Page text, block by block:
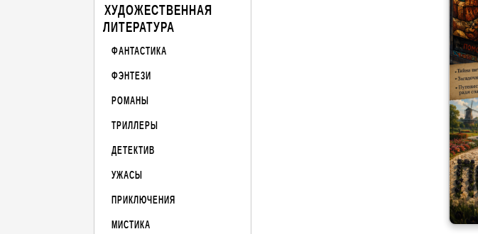
ХУДОЖЕСТВЕННАЯ
ЛИТЕРАТУРА
ФАНТАСТИКА
ФЭНТЕЗИ
РОМАНЫ
ТРИЛЛЕРЫ
ДЕТЕКТИВ
УЖАСЫ
ПРИКЛЮЧЕНИЯ
МИСТИКА